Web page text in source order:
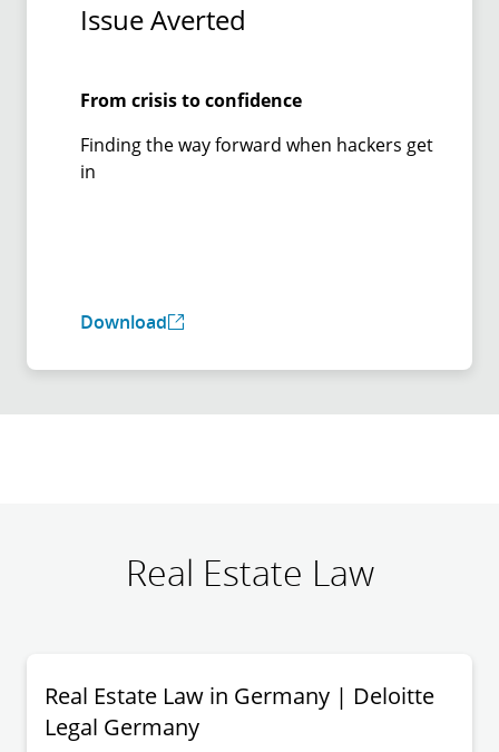
Issue Averted
From crisis to confidence
Finding the way forward when hackers get
in
Download
Real Estate Law
Real Estate Law in Germany | Deloitte
Legal Germany